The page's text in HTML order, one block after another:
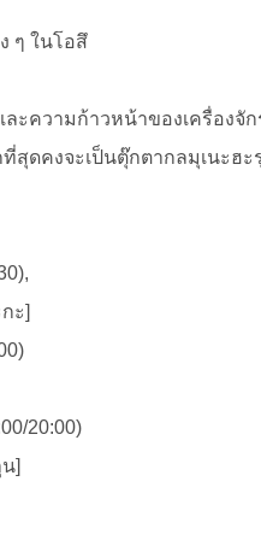
ๆ ในโอสึ
ความก้าวหน้าของเครื่องจั
สุดคงจะเป็นตุ๊กตากลมุเนะฮ
ะ]
20:00)
]